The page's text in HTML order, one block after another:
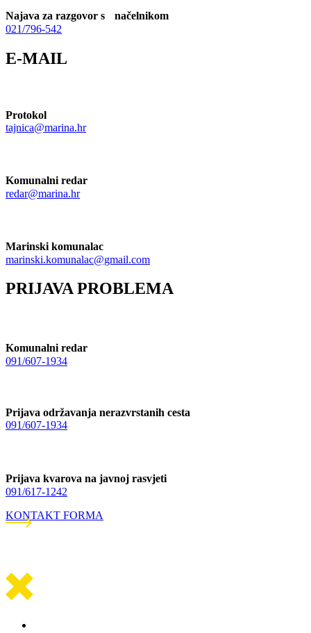
Najava za razgovor s načelnikom
021/796-542
E-MAIL
Protokol
tajnica@marina.hr
Komunalni redar
redar@marina.hr
Marinski komunalac
marinski.komunalac@gmail.com
PRIJAVA PROBLEMA
Komunalni redar
091/607-1934
Prijava održavanja nerazvrstanih cesta
091/607-1934
Prijava kvarova na javnoj rasvjeti
091/617-1242
KONTAKT FORMA